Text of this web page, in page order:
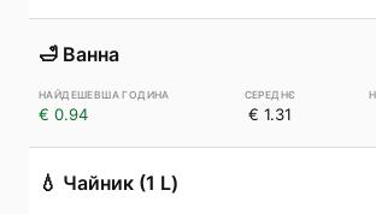
🛁 Ванна
€ 0.94 € 1.31
💧 Чайник (1 L)